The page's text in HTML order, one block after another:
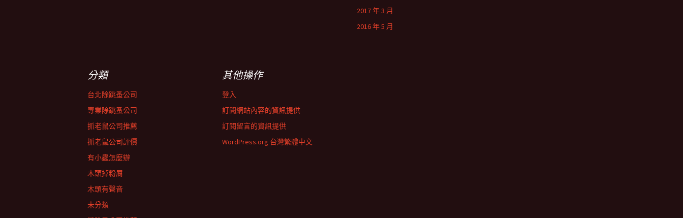
2017 年 3 月
2016 年 5 月
分類
台北除跳蚤公司
專業除跳蚤公司
抓老鼠公司推薦
抓老鼠公司評價
有小蟲怎麼辦
木頭掉粉屑
木頭有聲音
未分類
其他操作
登入
訂閱網站內容的資訊提供
訂閱留言的資訊提供
WordPress.org 台灣繁體中文